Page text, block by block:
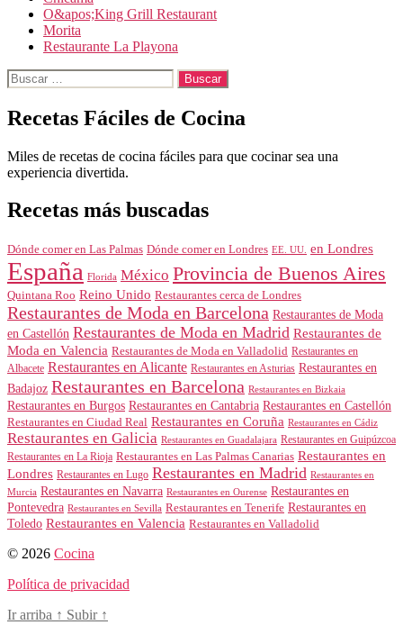
O&apos;King Grill Restaurant
Morita
Restaurante La Playona
Buscar:
Recetas Fáciles de Cocina
Miles de recetas de cocina fáciles para que cocinar sea una
experiencia divertida.
Recetas más buscadas
Dónde comer en Las Palmas Dónde comer en Londres EE. UU. en Londres
España Florida México Provincia de Buenos Aires
Quintana Roo Reino Unido Restaurantes cerca de Londres
Restaurantes de Moda en Barcelona Restaurantes de Moda
en Castellón Restaurantes de Moda en Madrid Restaurantes de
Moda en Valencia Restaurantes de Moda en Valladolid Restaurantes en
Albacete Restaurantes en Alicante Restaurantes en Asturias Restaurantes en
Badajoz Restaurantes en Barcelona Restaurantes en Bizkaia
Restaurantes en Burgos Restaurantes en Cantabria Restaurantes en Castellón
Restaurantes en Ciudad Real Restaurantes en Coruña Restaurantes en Cádiz
Restaurantes en Galicia Restaurantes en Guadalajara Restaurantes en Guipúzcoa
Restaurantes en La Rioja Restaurantes en Las Palmas Canarias Restaurantes en
Londres Restaurantes en Lugo Restaurantes en Madrid Restaurantes en
Murcia Restaurantes en Navarra Restaurantes en Ourense Restaurantes en
Pontevedra Restaurantes en Sevilla Restaurantes en Tenerife Restaurantes en
Toledo Restaurantes en Valencia Restaurantes en Valladolid
© 2026 Cocina
Política de privacidad
Ir arriba ↑ Subir ↑